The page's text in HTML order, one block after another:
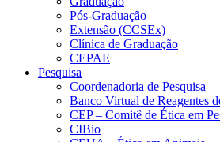
Pós-Graduação
Extensão (CCSEx)
Clínica de Graduação
CEPAE
Pesquisa
Coordenadoria de Pesquisa
Banco Virtual de Reagentes
CEP – Comitê de Ética em
CIBio